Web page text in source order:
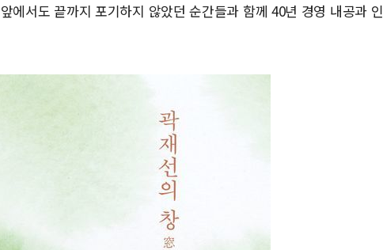
에서도 끝까지 포기하지 않았던 순간들과 함께 40년 경영 내공과 인